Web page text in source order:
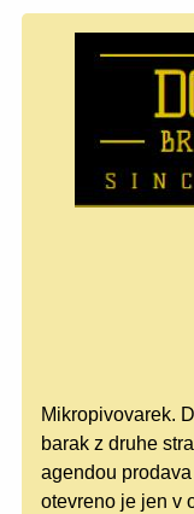
Mikropivovarek.
barak z druhe
agendou
otevreno je jen v